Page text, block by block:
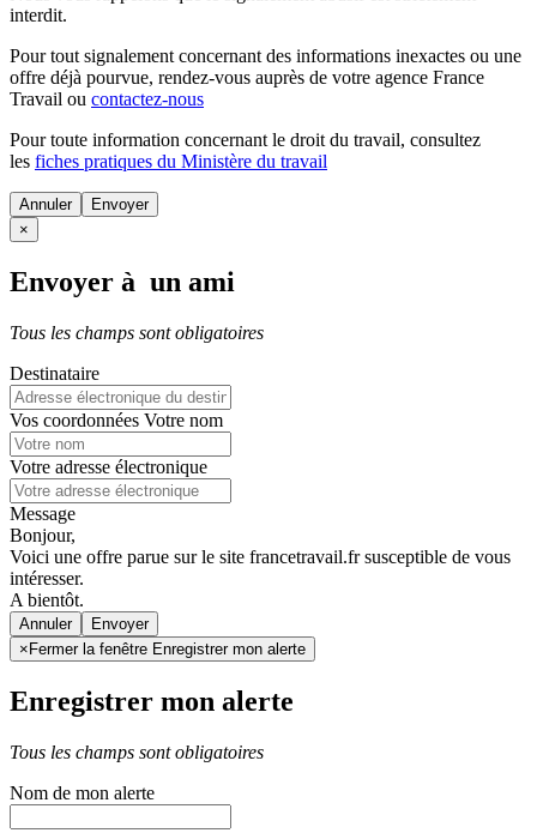
interdit.
Pour tout signalement concernant des informations inexactes ou une
offre déjà pourvue, rendez-vous auprès de votre agence France
Travail ou contactez-nous
Pour toute information concernant le droit du travail, consultez
les fiches pratiques du Ministère du travail
Annuler
×
Envoyer à un ami
Tous les champs sont obligatoires
Destinataire
Vos coordonnées Votre nom
Votre adresse électronique
Message
Bonjour,
Voici une offre parue sur le site francetravail.fr susceptible de vous
intéresser.
A bientôt.
Annuler
× Fermer la fenêtre Enregistrer mon alerte
Enregistrer mon alerte
Tous les champs sont obligatoires
Nom de mon alerte